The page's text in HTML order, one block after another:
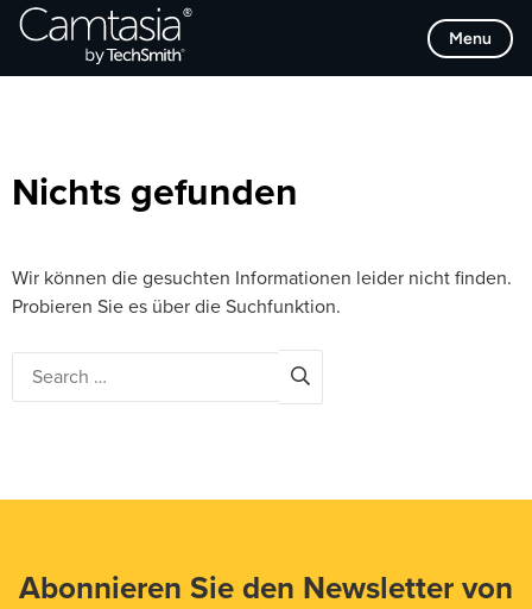
Direkt
zum
Menu
Browse Categories
Nichts gefunden
Wir können die gesuchten Informationen leider nicht finden.
Probieren Sie es über die Suchfunktion.
Abonnieren Sie den Newsletter von